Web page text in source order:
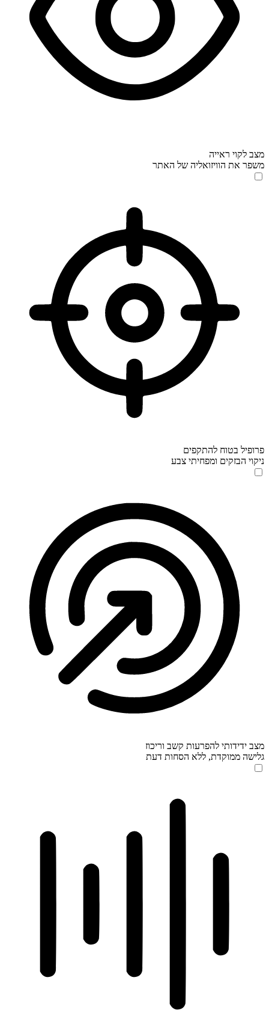
מצב לקוי ראייה
משפר את הוויזואליה של האתר
פרופיל בטוח להתקפים
ניקוי הבזקים ומפחיתי צבע
מצב ידידותי להפרעות קשב וריכוז
גלישה ממוקדת, ללא הסחות דעת